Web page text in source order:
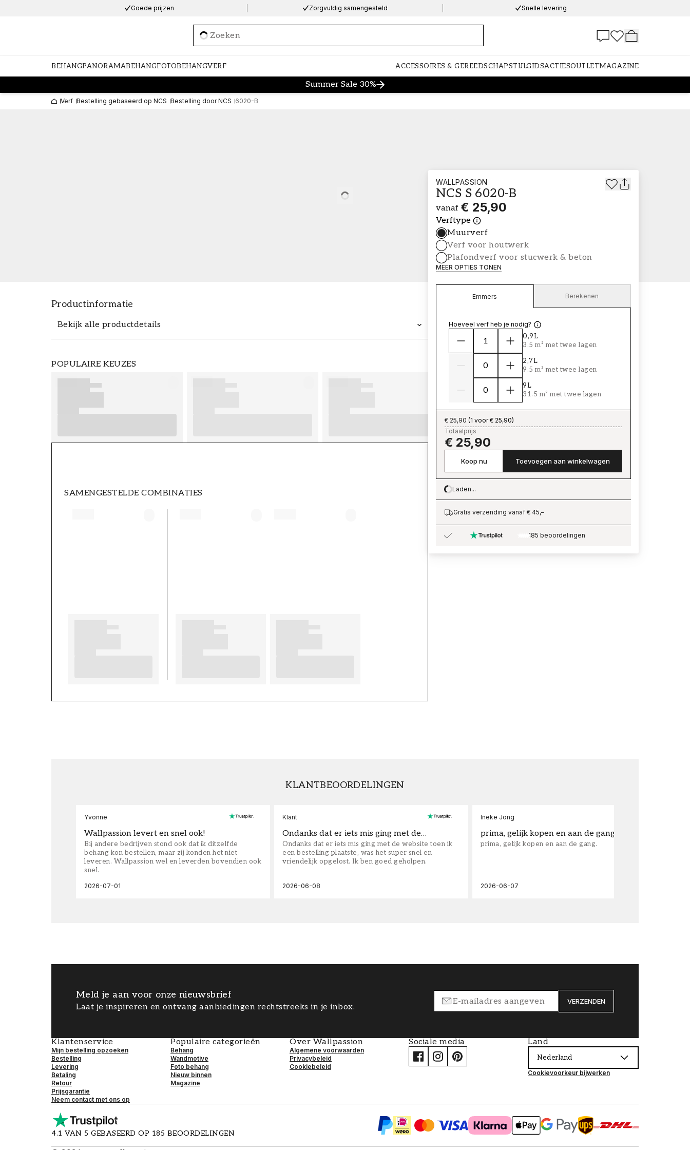
Goede prijzen Zorgvuldig samengesteld Snelle levering
Loading…
BEHANGPANORAMABEHANGFOTOBEHANGVERF ACCESSOIRES & GEREEDSCHAPSTIJLGIDSACTIESOUTLETMAGAZINE
Summer Sale 30%
Verf Bestelling gebaseerd op NCS Bestelling door NCS 6020-B
Productinformatie
Bekijk alle productdetails
FT38-000-W0000
POPULAIRE KEUZES
SAMENGESTELDE COMBINATIES
WALLPASSION
NCS S 6020-B
vanaf € 25,90
Verftype
Muurverf
Verf voor houtwerk
Plafondverf voor stucwerk & beton
MEER OPTIES TONEN
Emmers Berekenen
Hoeveel verf heb je nodig?
0,9L
3.5 m² met twee lagen
2,7L
9.5 m² met twee lagen
9L
31.5 m² met twee lagen
€ 25,90 (1 voor € 25,90)
Totaalprijs
€ 25,90
Koop nu Toevoegen aan winkelwagen
Loading…
Laden...
Gratis verzending vanaf € 45,–
185 beoordelingen
KLANTBEOORDELINGEN
Yvonne
Wallpassion levert en snel ook!
Bij andere bedrijven stond ook dat ik ditzelfde
behang kon bestellen, maar zij konden het niet
leveren. Wallpassion wel en leverden bovendien ook
snel.
2026-07-01
Klant
Ondanks dat er iets mis ging met de…
Ondanks dat er iets mis ging met de website toen ik
een bestelling plaatste, was het super snel en
vriendelijk opgelost. Ik ben goed geholpen.
2026-06-08
Ineke Jong
prima, gelijk kopen en aan de gang.
prima, gelijk kopen en aan de gang.
2026-06-07
Meld je aan voor onze nieuwsbrief
Laat je inspireren en ontvang aanbiedingen rechtstreeks in je inbox.
VERZENDEN
Klantenservice
Mijn bestelling opzoeken
Bestelling
Levering
Betaling
Retour
Prijsgarantie
Neem contact met ons op
Populaire categorieën
Behang
Wandmotive
Foto behang
Nieuw binnen
Magazine
Over Wallpassion
Algemene voorwaarden
Privacybeleid
Cookiebeleid
Sociale media Land
Nederland
Cookievoorkeur bijwerken
4.1 VAN 5 GEBASEERD OP 185 BEOORDELINGEN